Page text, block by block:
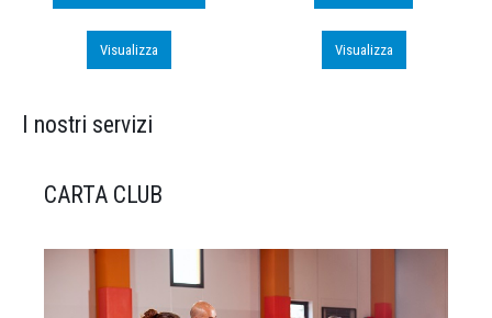
Visualizza Visualizza
I nostri servizi
CARTA CLUB